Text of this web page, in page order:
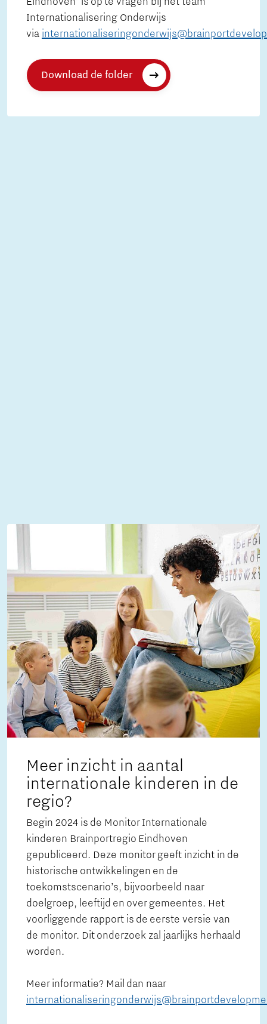
Internationalisering Onderwijs
via
Download de folder
Meer inzicht in aantal
internationale kinderen in de
regio?
Begin 2024 is de Monitor Internationale
kinderen Brainportregio Eindhoven
gepubliceerd. Deze monitor geeft inzicht in de
historische ontwikkelingen en de
toekomstscenario’s, bijvoorbeeld naar
doelgroep, leeftijd en over gemeentes. Het
voorliggende rapport is de eerste versie van
de monitor. Dit onderzoek zal jaarlijks herhaald
worden.
Meer informatie? Mail dan naar